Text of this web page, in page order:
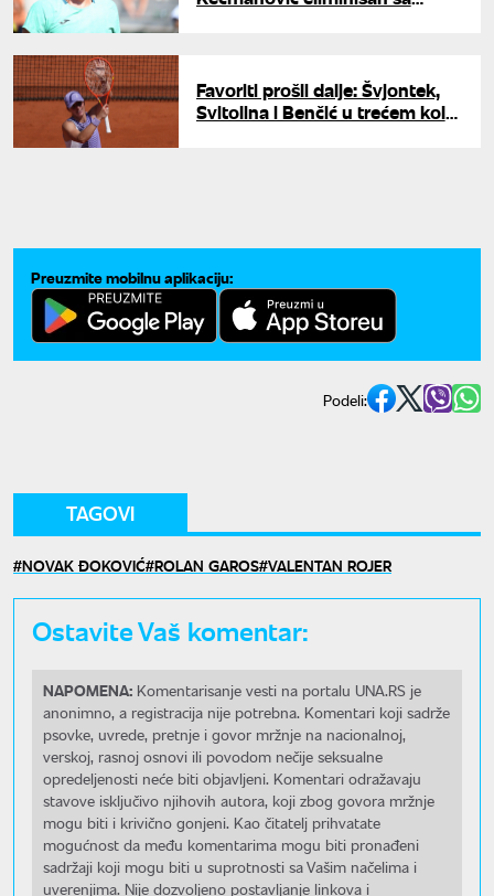
Favoriti prošli dalje: Švjontek,
Svitolina i Benčić u trećem kolu
Preuzmite mobilnu aplikaciju:
Podeli:
TAGOVI
NOVAK ĐOKOVIĆ ROLAN GAROS VALENTAN ROJER
Ostavite Vaš komentar:
NAPOMENA: Komentarisanje vesti na portalu UNA.RS je
anonimno, a registracija nije potrebna. Komentari koji sadrže
psovke, uvrede, pretnje i govor mržnje na nacionalnoj,
verskoj, rasnoj osnovi ili povodom nečije seksualne
opredeljenosti neće biti objavljeni. Komentari odražavaju
stavove isključivo njihovih autora, koji zbog govora mržnje
mogu biti i krivično gonjeni. Kao čitatelj prihvatate
mogućnost da među komentarima mogu biti pronađeni
sadržaji koji mogu biti u suprotnosti sa Vašim načelima i
uverenjima. Nije dozvoljeno postavljanje linkova i